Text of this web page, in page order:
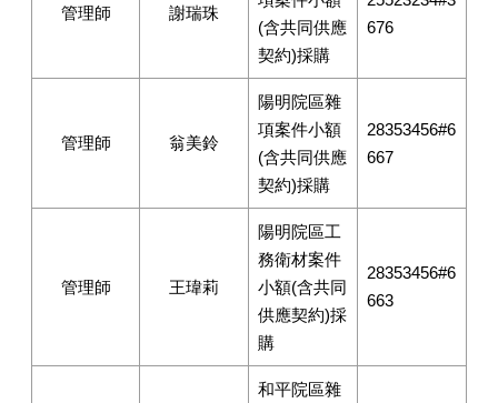
管理師 謝瑞珠
(含共同供應
契約)採購
676
管理師 翁美鈴
陽明院區雜
項案件小額
(含共同供應
契約)採購
28353456#6
667
管理師 王瑋莉
陽明院區工
務衛材案件
小額(含共同
供應契約)採
購
28353456#6
663
和平院區雜